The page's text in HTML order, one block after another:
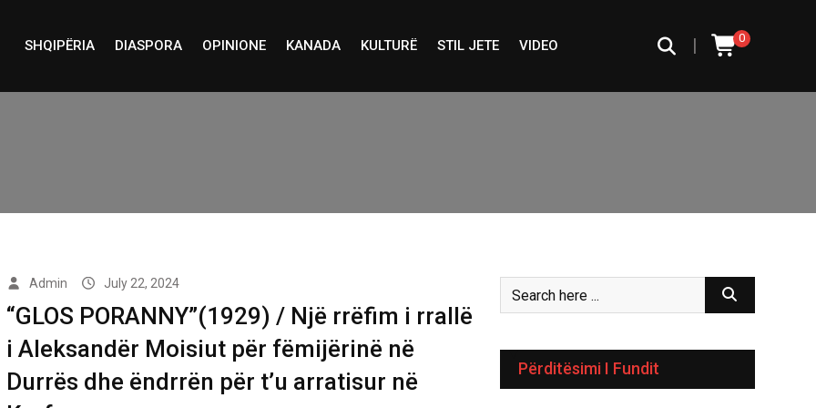
SHQIPËRIA DIASPORA OPINIONE KANADA KULTURË STIL JETE VIDEO 0
|
Admin July 22, 2024
“GLOS PORANNY”(1929) / Një rrëfim i rrallë
i Aleksandër Moisiut për fëmijërinë në
Durrës dhe ëndrrën për t’u arratisur në
Përditësimi I Fundit